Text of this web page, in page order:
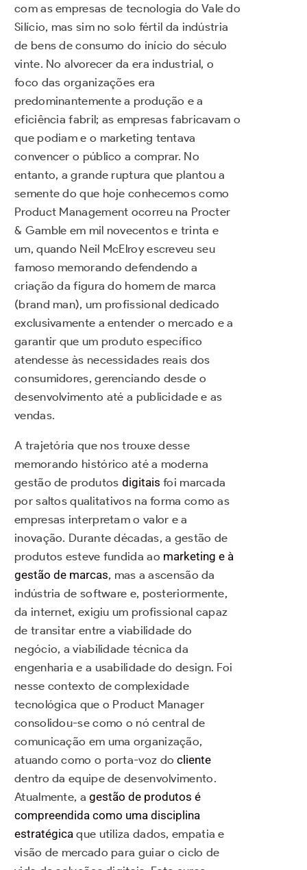
com as empresas de tecnologia do Vale do
Silício, mas sim no solo fértil da indústria
de bens de consumo do início do século
vinte. No alvorecer da era industrial, o
foco das organizações era
predominantemente a produção e a
eficiência fabril; as empresas fabricavam o
que podiam e o marketing tentava
convencer o público a comprar. No
entanto, a grande ruptura que plantou a
semente do que hoje conhecemos como
Product Management ocorreu na Procter
& Gamble em mil novecentos e trinta e
um, quando Neil McElroy escreveu seu
famoso memorando defendendo a
criação da figura do homem de marca
(brand man), um profissional dedicado
exclusivamente a entender o mercado e a
garantir que um produto específico
atendesse às necessidades reais dos
consumidores, gerenciando desde o
desenvolvimento até a publicidade e as
vendas.
A trajetória que nos trouxe desse
memorando histórico até a moderna
gestão de produtos digitais foi marcada
por saltos qualitativos na forma como as
empresas interpretam o valor e a
inovação. Durante décadas, a gestão de
produtos esteve fundida ao marketing e à
gestão de marcas, mas a ascensão da
indústria de software e, posteriormente,
da internet, exigiu um profissional capaz
de transitar entre a viabilidade do
negócio, a viabilidade técnica da
engenharia e a usabilidade do design. Foi
nesse contexto de complexidade
tecnológica que o Product Manager
consolidou-se como o nó central de
comunicação em uma organização,
atuando como o porta-voz docliente
dentro da equipe de desenvolvimento.
Atualmente, agestão de produtos é
compreendida como uma disciplina
estratégica que utiliza dados, empatia e
visão de mercado para guiar o ciclo de